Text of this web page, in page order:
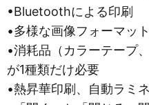
•Bluetoothによる印刷
•多様な画像フォーマッ
•消耗品（カラーテープ
が1種類だけ必要
•熱昇華印刷、自動ラミ